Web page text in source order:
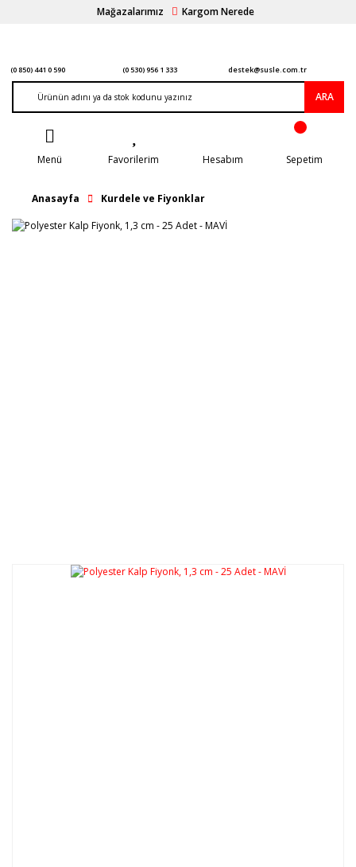
Mağazalarımız Kargom Nerede
(0 850) 441 0 590 (0 530) 956 1 333 destek@susle.com.tr
ARA
Menü Favorilerim Hesabım Sepetim
Anasayfa Kurdele ve Fiyonklar